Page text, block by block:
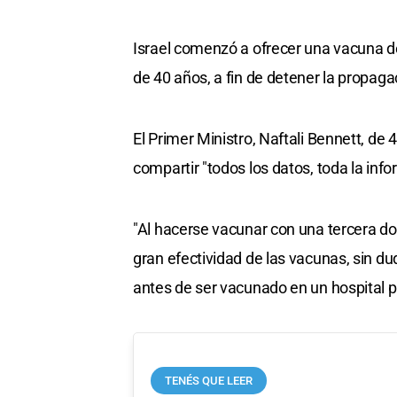
Israel comenzó a ofrecer una vacuna
de 40 años, a fin de detener la
El Primer Ministro, Naftali Bennett, de
compartir "todos los datos, toda la
"Al hacerse vacunar con una tercera
gran efectividad de las vacunas, sin
antes de ser vacunado en un hospital
TENÉS QUE LEER